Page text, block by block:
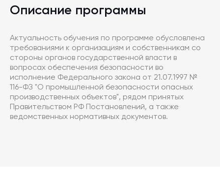
Описание программы
Актуальность обучения по программе обусловлена
требованиями к организациям и собственникам со
стороны органов государственной власти в
вопросах обеспечения безопасности во
исполнение Федерального закона от 21.07.1997 №
116-ФЗ "О промышленной безопасности опасных
производственных объектов", рядом принятых
Правительством РФ Постановлений, а также
ведомственных нормативных документов.